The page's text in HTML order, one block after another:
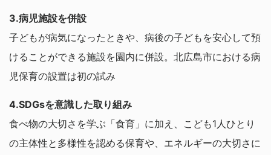
3.病児施設を併設
子どもが病気になったときや、病後の子どもを安心して預
けることができる施設を園内に併設。北広島市における病
児保育の設置は初の試み
4.SDGsを意識した取り組み
食べ物の大切さを学ぶ「食育」に加え、こども1人ひとり
の主体性と多様性を認める保育や、エネルギーの大切さに